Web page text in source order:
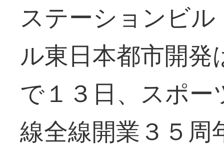
ステーションビ
ル東日本都市開発
で１３日、スポ
線全線開業３５